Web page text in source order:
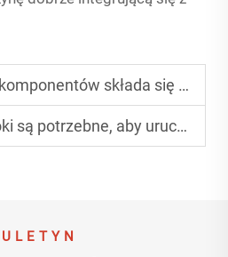
się wydajna automatyczna linia do sklejania i składania?
aby uruchomić linię produkcyjną pudełek tekturowych?